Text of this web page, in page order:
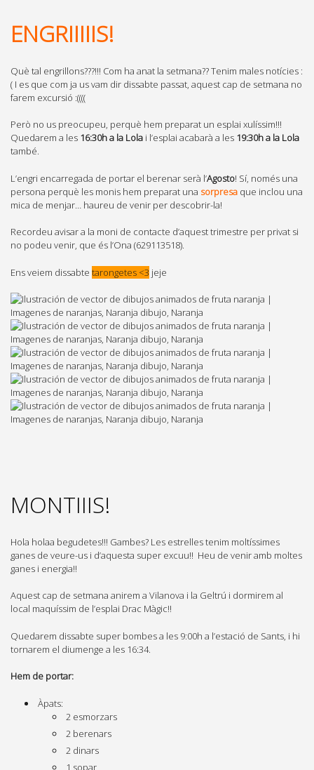
ENGRIIIIIS!
Què tal engrillons???!!! Com ha anat la setmana?? Tenim males notícies :
( I es que com ja us vam dir dissabte passat, aquest cap de setmana no
farem excursió :((((
Però no us preocupeu, perquè hem preparat un esplai xulíssim!!!
Quedarem a les 16:30h a la Lola i l’esplai acabarà a les 19:30h a la Lola
també.
L’engri encarregada de portar el berenar serà l’Agosto! Sí, només una
persona perquè les monis hem preparat una sorpresa que inclou una
mica de menjar… haureu de venir per descobrir-la!
Recordeu avisar a la moni de contacte d’aquest trimestre per privat si
no podeu venir, que és l’Ona (629113518).
Ens veiem dissabte tarongetes <3 jeje
MONTIIIS!
Hola holaa begudetes!!! Gambes? Les estrelles tenim moltíssimes
ganes de veure-us i d’aquesta super excuu!! Heu de venir amb moltes
ganes i energia!!
Aquest cap de setmana anirem a Vilanova i la Geltrú i dormirem al
local maquíssim de l’esplai Drac Màgic!!
Quedarem dissabte super bombes a les 9:00h a l’estació de Sants, i hi
tornarem el diumenge a les 16:34.
Hem de portar:
Àpats:
2 esmorzars
2 berenars
2 dinars
1 sopar